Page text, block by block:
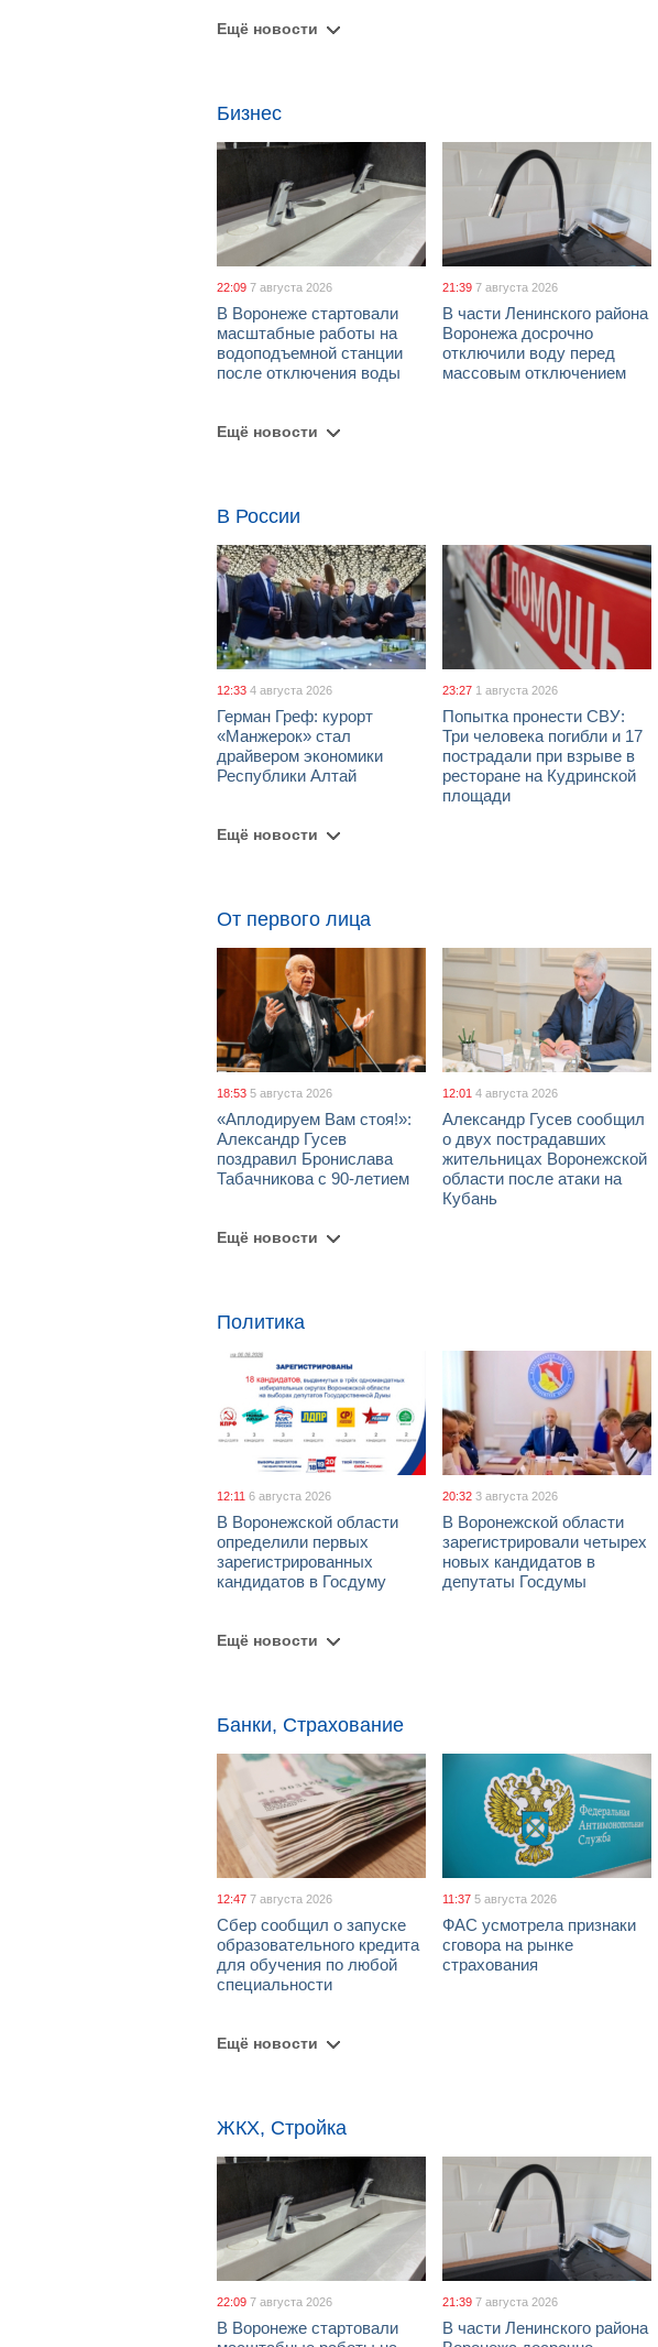
Ещё новости
Бизнес
22:09 7 августа 2026
В Воронеже стартовали
масштабные работы на
водоподъемной станции
после отключения воды
21:39 7 августа 2026
В части Ленинского района
Воронежа досрочно
отключили воду перед
массовым отключением
Ещё новости
В России
12:33 4 августа 2026
Герман Греф: курорт
«Манжерок» стал
драйвером экономики
Республики Алтай
23:27 1 августа 2026
Попытка пронести СВУ:
Три человека погибли и 17
пострадали при взрыве в
ресторане на Кудринской
площади
Ещё новости
От первого лица
18:53 5 августа 2026
«Аплодируем Вам стоя!»:
Александр Гусев
поздравил Бронислава
Табачникова с 90-летием
12:01 4 августа 2026
Александр Гусев сообщил
о двух пострадавших
жительницах Воронежской
области после атаки на
Кубань
Ещё новости
Политика
12:11 6 августа 2026
В Воронежской области
определили первых
зарегистрированных
кандидатов в Госдуму
20:32 3 августа 2026
В Воронежской области
зарегистрировали четырех
новых кандидатов в
депутаты Госдумы
Ещё новости
Банки, Страхование
12:47 7 августа 2026
Сбер сообщил о запуске
образовательного кредита
для обучения по любой
специальности
11:37 5 августа 2026
ФАС усмотрела признаки
сговора на рынке
страхования
Ещё новости
ЖКХ, Стройка
22:09 7 августа 2026
В Воронеже стартовали
21:39 7 августа 2026
В части Ленинского района